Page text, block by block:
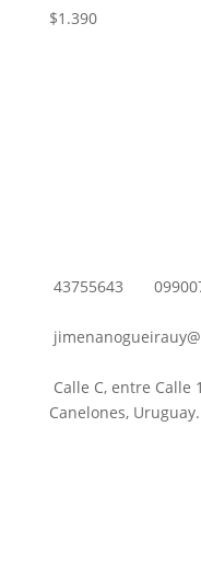
$1.390
43755643
Calle C, entre Calle
Canelones, Uruguay.